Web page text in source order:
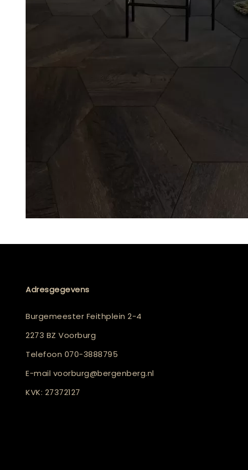
Adresgegevens
Burgemeester Feithplein 2-4
2273 BZ Voorburg
Telefoon 070-3888795
E-mail voorburg@bergenberg.nl
KVK: 27372127